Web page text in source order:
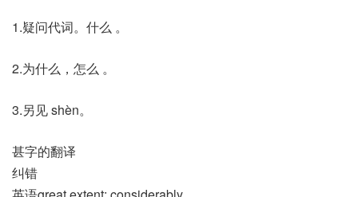
1.疑问代词。什么 。
2.为什么，怎么 。
3.另见 shèn。
甚字的翻译
纠错